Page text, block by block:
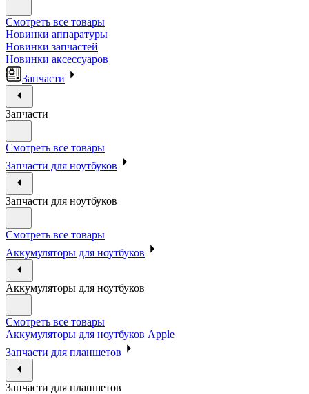
Смотреть все товары
Новинки аппаратуры
Новинки запчастей
Новинки аксессуаров
Запчасти
Запчасти
Смотреть все товары
Запчасти для ноутбуков
Запчасти для ноутбуков
Смотреть все товары
Аккумуляторы для ноутбуков
Аккумуляторы для ноутбуков
Смотреть все товары
Аккумуляторы для ноутбуков Apple
Запчасти для планшетов
Запчасти для планшетов